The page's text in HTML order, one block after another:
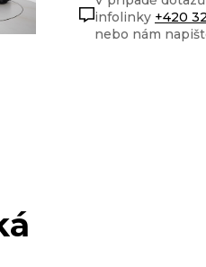
infolinky +420
nebo nám